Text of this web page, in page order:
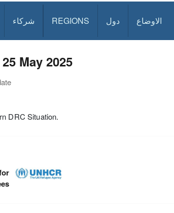
الاوضاع دول REGIONS شركاء
May 2025
DRC Situation.